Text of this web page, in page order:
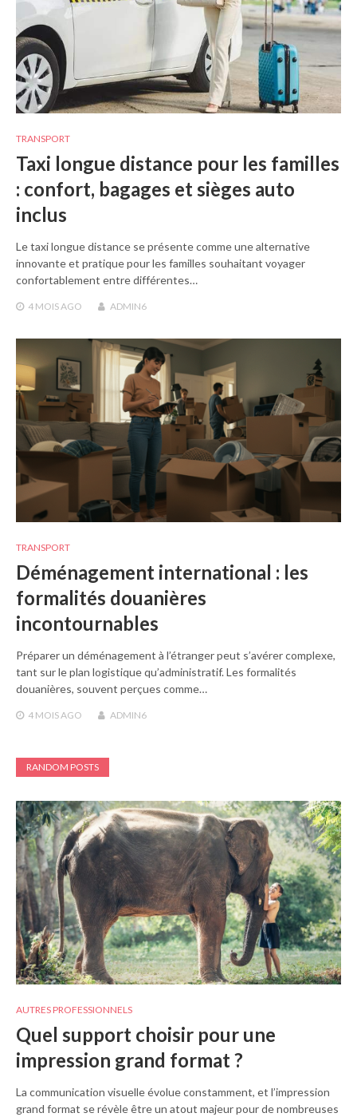
TRANSPORT
Taxi longue distance pour les familles
: confort, bagages et sièges auto
inclus
Le taxi longue distance se présente comme une alternative
innovante et pratique pour les familles souhaitant voyager
confortablement entre différentes…
4 MOISAGO ADMIN6
TRANSPORT
Déménagement international : les
formalités douanières
incontournables
Préparer un déménagement à l’étranger peut s’avérer complexe,
tant sur le plan logistique qu’administratif. Les formalités
douanières, souvent perçues comme…
4 MOISAGO ADMIN6
RANDOM POSTS
AUTRES PROFESSIONNELS
Quel support choisir pour une
impression grand format ?
La communication visuelle évolue constamment, et l’impression
grand format se révèle être un atout majeur pour de nombreuses